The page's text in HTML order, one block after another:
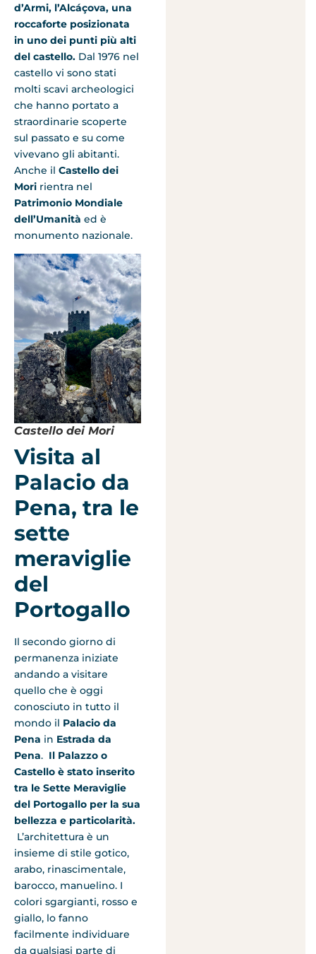
d’Armi, l’Alcáçova, una
roccaforte posizionata
in uno dei punti più alti
del castello. Dal 1976 nel
castello vi sono stati
molti scavi archeologici
che hanno portato a
straordinarie scoperte
sul passato e su come
vivevano gli abitanti.
Anche il Castello dei
Mori rientra nel
Patrimonio Mondiale
dell’Umanità ed è
monumento nazionale.
Castello dei Mori
Visita al
Palacio da
Pena, tra le
sette
meraviglie
del
Portogallo
Il secondo giorno di
permanenza iniziate
andando a visitare
quello che è oggi
conosciuto in tutto il
mondo il Palacio da
Pena in Estrada da
Pena. Il Palazzo o
Castello è stato inserito
tra le Sette Meraviglie
del Portogallo per la sua
bellezza e particolarità.
L’architettura è un
insieme di stile gotico,
arabo, rinascimentale,
barocco, manuelino. I
colori sgargianti, rosso e
giallo, lo fanno
facilmente individuare
da qualsiasi parte di